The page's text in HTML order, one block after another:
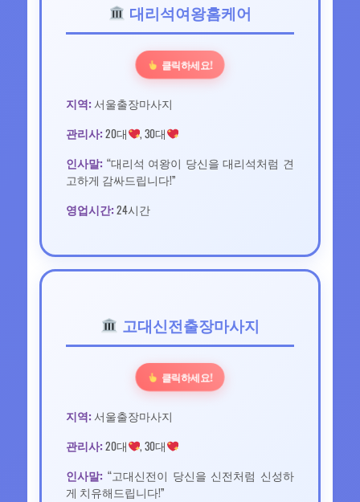
대리석여왕홈케어
클릭하세요!
지역: 서울출장마사지
관리사: 20대 , 30대
인사말: “대리석 여왕이 당신을 대리석처럼 견
고하게 감싸드립니다!”
영업시간: 24시간
고대신전출장마사지
클릭하세요!
지역: 서울출장마사지
관리사: 20대 , 30대
인사말: “고대신전이 당신을 신전처럼 신성하
게 치유해드립니다!”